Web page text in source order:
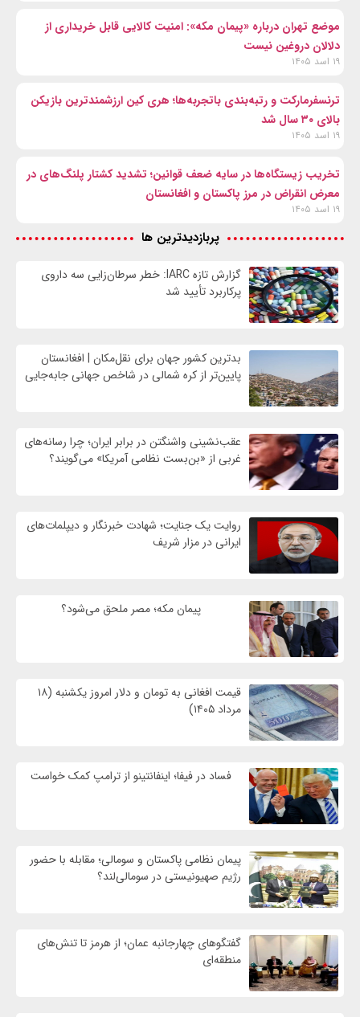
موضع تهران درباره «پیمان مکه»: امنیت کالایی قابل خریداری از
دلالان دروغین نیست
۱۹ اسد ۱۴۰۵
ترنسفرمارکت و رتبه‌بندی باتجربه‌ها؛ هری کین ارزشمندترین بازیکن
بالای ۳۰ سال شد
۱۹ اسد ۱۴۰۵
تخریب زیستگاه‌ها در سایه ضعف قوانین؛ تشدید کشتار پلنگ‌های در
معرض انقراض در مرز پاکستان و افغانستان
۱۹ اسد ۱۴۰۵
پربازدیدترین ها
گزارش تازه IARC: خطر سرطان‌زایی سه داروی
پرکاربرد تأیید شد
بدترین کشور جهان برای نقل‌مکان | افغانستان
پایین‌تر از کره شمالی در شاخص جهانی جابه‌جایی
عقب‌نشینی واشنگتن در برابر ایران؛ چرا رسانه‌های
غربی از «بن‌بست نظامی آمریکا» می‌گویند؟
روایت یک جنایت؛ شهادت خبرنگار و دیپلمات‌های
ایرانی در مزار شریف
پیمان مکه؛ مصر ملحق می‌شود؟
قیمت افغانی به تومان و دلار امروز یکشنبه (۱۸
مرداد ۱۴۰۵)
فساد در فیفا؛ اینفانتینو از ترامپ کمک خواست
پیمان نظامی پاکستان و سومالی؛ مقابله با حضور
رژيم صهیونیستی در سومالی‌لند؟
گفتگوهای چهارجانبه عمان؛ از هرمز تا تنش‌های
منطقه‌ای